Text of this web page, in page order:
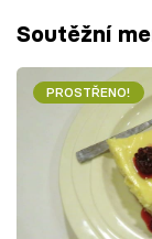
Soutěžní
PROSTŘENO!